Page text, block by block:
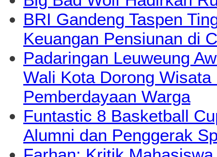
BRI Gandeng Taspen
Keuangan Pensiunan di
Padaringan Leuweung
Wali Kota Dorong
Pemberdayaan Warga
Funtastic 8 Basketball
Alumni dan Penggerak